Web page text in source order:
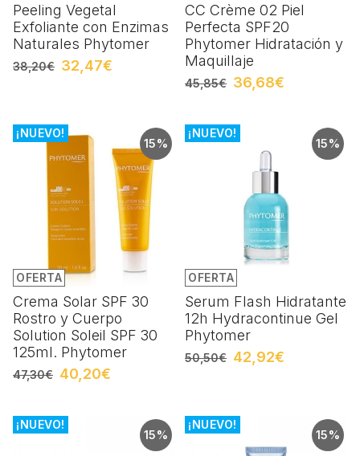
Peeling Vegetal
Exfoliante con Enzimas
Naturales Phytomer
38,20€ 32,47€
CC Crème 02 Piel
Perfecta SPF20
Phytomer Hidratación y
Maquillaje
45,85€ 36,68€
15%
OFERTA
¡NUEVO!
Crema Solar SPF 30
Rostro y Cuerpo
Solution Soleil SPF 30
125ml. Phytomer
47,30€ 40,20€
15%
OFERTA
¡NUEVO!
Serum Flash Hidratante
12h Hydracontinue Gel
Phytomer
50,50€ 42,92€
15%
¡NUEVO!
15%
¡NUEVO!